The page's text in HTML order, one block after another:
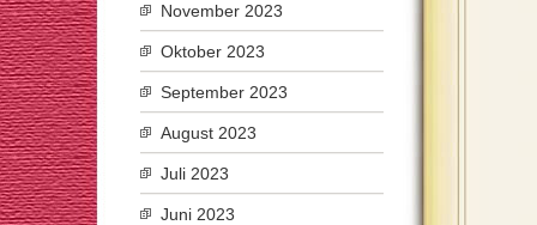
November 2023
Oktober 2023
September 2023
August 2023
Juli 2023
Juni 2023